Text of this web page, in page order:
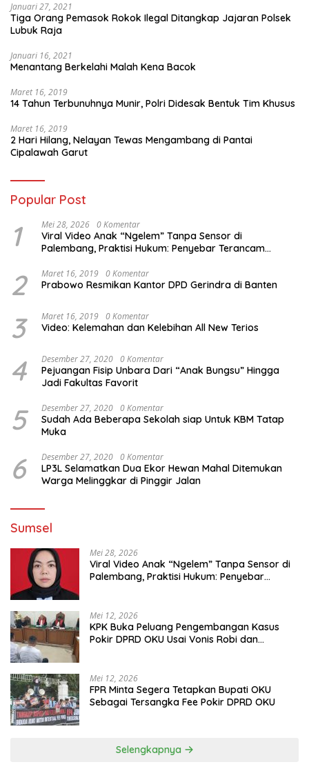
Januari 27, 2021
Tiga Orang Pemasok Rokok Ilegal Ditangkap Jajaran Polsek
Lubuk Raja
Januari 16, 2021
Menantang Berkelahi Malah Kena Bacok
Maret 16, 2019
14 Tahun Terbunuhnya Munir, Polri Didesak Bentuk Tim Khusus
Maret 16, 2019
2 Hari Hilang, Nelayan Tewas Mengambang di Pantai
Cipalawah Garut
Popular Post
1 Mei 28, 2026 0 Komentar
Viral Video Anak “Ngelem” Tanpa Sensor di
Palembang, Praktisi Hukum: Penyebar Terancam
2 Maret 16, 2019 0 Komentar
Prabowo Resmikan Kantor DPD Gerindra di Banten
3 Maret 16, 2019 0 Komentar
Video: Kelemahan dan Kelebihan All New Terios
4 Desember 27, 2020 0 Komentar
Pejuangan Fisip Unbara Dari “Anak Bungsu” Hingga
Jadi Fakultas Favorit
5 Desember 27, 2020 0 Komentar
Sudah Ada Beberapa Sekolah siap Untuk KBM Tatap
Muka
6 Desember 27, 2020 0 Komentar
LP3L Selamatkan Dua Ekor Hewan Mahal Ditemukan
Warga Melinggkar di Pinggir Jalan
Sumsel
Mei 28, 2026
Viral Video Anak “Ngelem” Tanpa Sensor di
Palembang, Praktisi Hukum: Penyebar
Mei 12, 2026
KPK Buka Peluang Pengembangan Kasus
Pokir DPRD OKU Usai Vonis Robi dan
Mei 12, 2026
FPR Minta Segera Tetapkan Bupati OKU
Sebagai Tersangka Fee Pokir DPRD OKU
Selengkapnya